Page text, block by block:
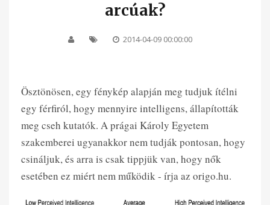
arcúak?
2014-04-09 00:00:00
Ösztönösen, egy fénykép alapján meg tudjuk ítélni
egy férfiról, hogy mennyire intelligens, állapították
meg cseh kutatók. A prágai Károly Egyetem
szakemberei ugyanakkor nem tudják pontosan, hogy
csináljuk, és arra is csak tippjük van, hogy nők
esetében ez miért nem működik - írja az origo.hu.